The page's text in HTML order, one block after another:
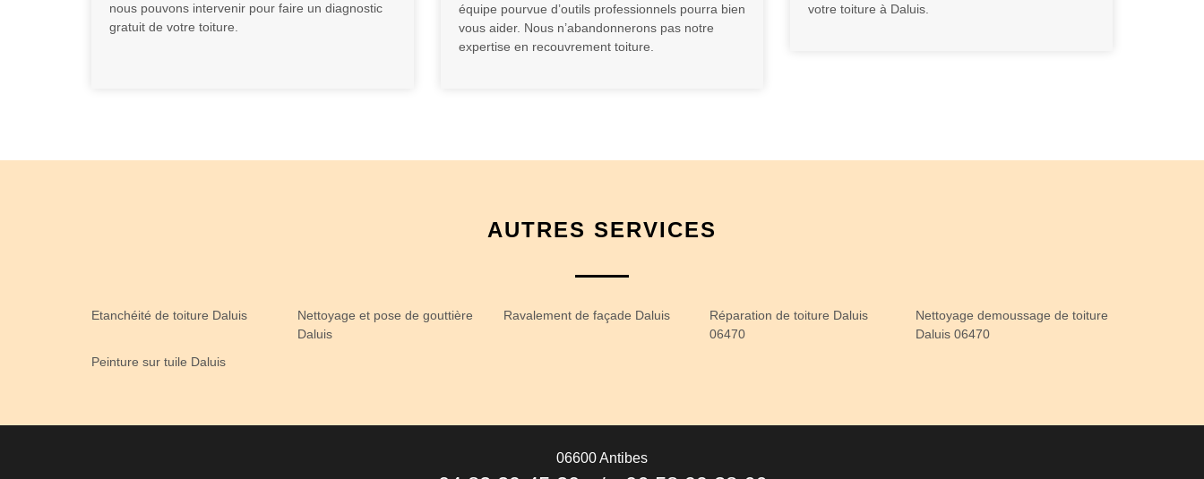
nous pouvons intervenir pour faire un diagnostic
gratuit de votre toiture.
équipe pourvue d’outils professionnels pourra bien
vous aider. Nous n’abandonnerons pas notre
expertise en recouvrement toiture.
votre toiture à Daluis.
AUTRES SERVICES
Etanchéité de toiture Daluis
Nettoyage et pose de gouttière
Daluis
Ravalement de façade Daluis
Réparation de toiture Daluis
06470
Nettoyage demoussage de toiture
Daluis 06470
Peinture sur tuile Daluis
06600 Antibes